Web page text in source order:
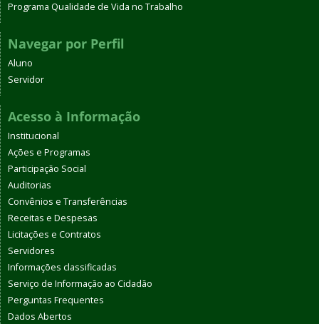
Programa Qualidade de Vida no Trabalho
Navegar por Perfil
Aluno
Servidor
Acesso à Informação
Institucional
Ações e Programas
Participação Social
Auditorias
Convênios e Transferências
Receitas e Despesas
Licitações e Contratos
Servidores
Informações classificadas
Serviço de Informação ao Cidadão
Perguntas Frequentes
Dados Abertos